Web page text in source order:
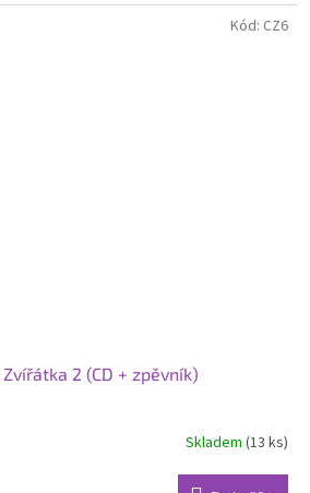
2 (CD + zpěvník)
Skladem (13 ks)
Kód: CZ6